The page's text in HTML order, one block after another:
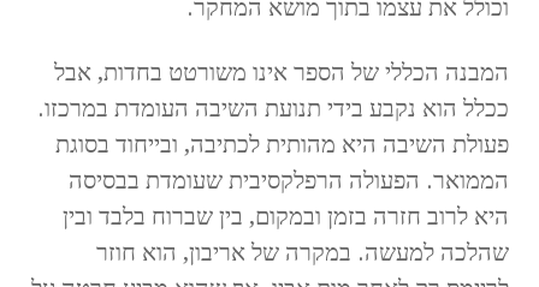
וכולל את עצמו בתוך מושא המחקר.
המבנה הכללי של הספר אינו משורטט בחדות, אבל
ככלל הוא נקבע בידי תנועת השיבה העומדת במרכזו.
פעולת השיבה היא מהותית לכתיבה, ובייחוד בסוגת
הממואר. הפעולה הרפלקסיבית שעומדת בבסיסה
היא לרוב חזרה בזמן ובמקום, בין שברוח בלבד ובין
שהלכה למעשה. במקרה של אריבון, הוא חוזר